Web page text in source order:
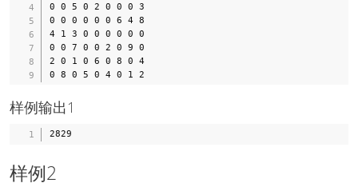
0 0 5 0 2 0 0 0 3
0 0 0 0 0 0 6 4 8
4 1 3 0 0 0 0 0 0
0 0 7 0 0 2 0 9 0
2 0 1 0 6 0 8 0 4
样例输出1
样例2